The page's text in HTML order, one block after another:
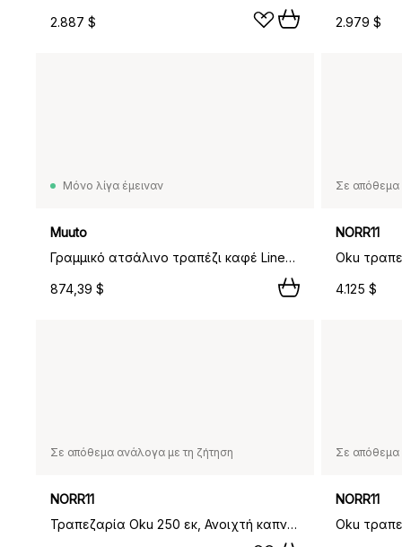
2.887 $ 2.979 $
Μόνο λίγα έμειναν
Muuto
Γραμμικό ατσάλινο τραπέζι καφέ Linear steel café table V2 70x70 εκ. Γκρι,
874,39 $
Σε απόθεμα
NORR11
Oku
4.125 $
Σε απόθεμα ανάλογα με τη ζήτηση
NORR11
Τραπεζαρία Oku 250 εκ, Ανοιχτή καπνισμένη δρυς
Σε απόθεμα
NORR11
Oku